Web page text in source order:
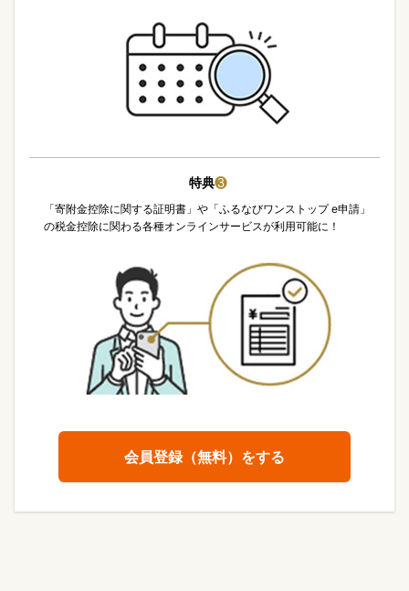
特典❸
「寄附金控除に関する証明書」や「ふるなびワンストップ e申請」
の税金控除に関わる各種オンラインサービスが利用可能に！
会員登録（無料）をする